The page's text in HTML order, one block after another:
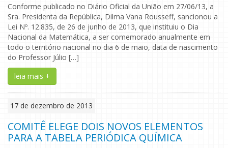
Conforme publicado no Diário Oficial da União em 27/06/13, a
Sra. Presidenta da República, Dilma Vana Rousseff, sancionou a
Lei Nº. 12.835, de 26 de junho de 2013, que instituiu o Dia
Nacional da Matemática, a ser comemorado anualmente em
todo o território nacional no dia 6 de maio, data de nascimento
do Professor Júlio […]
leia mais +
17 de dezembro de 2013
COMITÊ ELEGE DOIS NOVOS ELEMENTOS
PARA A TABELA PERIÓDICA QUÍMICA